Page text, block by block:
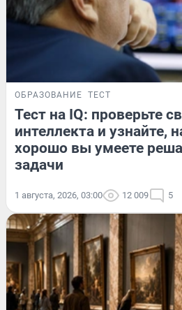
ОБРАЗОВАНИЕ ТЕСТ
Тест на IQ: проверьте
интеллекта и узнайте,
хорошо вы умеете
задачи
1 августа, 2026, 03:00 12 009 5